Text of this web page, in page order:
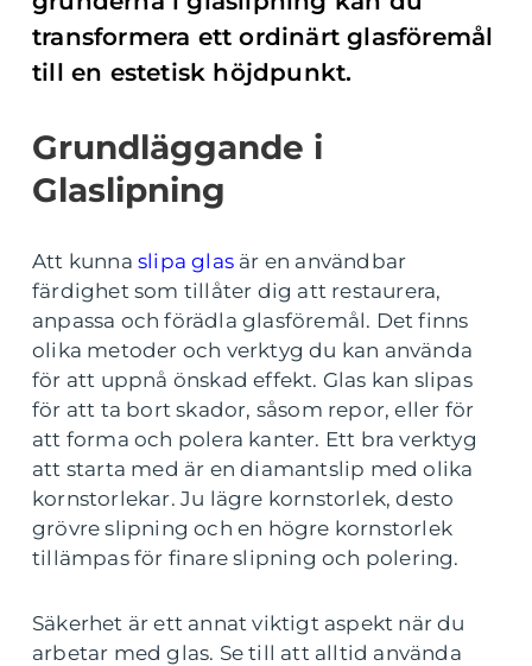
transformera ett ordinärt glasföremål
till en estetisk höjdpunkt.
Grundläggande i
Glaslipning
Att kunna slipa glas är en användbar
färdighet som tillåter dig att restaurera,
anpassa och förädla glasföremål. Det finns
olika metoder och verktyg du kan använda
för att uppnå önskad effekt. Glas kan slipas
för att ta bort skador, såsom repor, eller för
att forma och polera kanter. Ett bra verktyg
att starta med är en diamantslip med olika
kornstorlekar. Ju lägre kornstorlek, desto
grövre slipning och en högre kornstorlek
tillämpas för finare slipning och polering.
Säkerhet är ett annat viktigt aspekt när du
arbetar med glas. Se till att alltid använda